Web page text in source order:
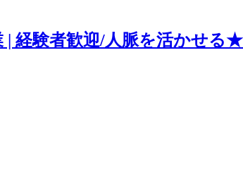
| 経験者歓迎/人脈を活かせ